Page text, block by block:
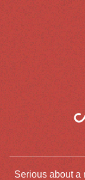
Serious about a